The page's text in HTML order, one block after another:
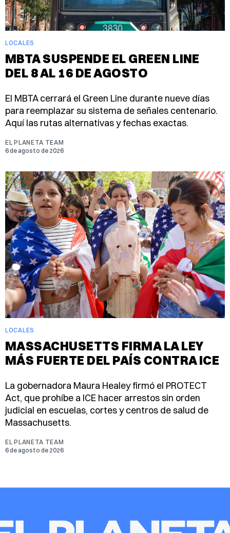
LOCALES
MBTA SUSPENDE EL GREEN LINE
DEL 8 AL 16 DE AGOSTO
El MBTA cerrará el Green Line durante nueve días
para reemplazar su sistema de señales centenario.
Aquí las rutas alternativas y fechas exactas.
EL PLANETA TEAM
6 de agosto de 2026
LOCALES
MASSACHUSETTS FIRMA LA LEY
MÁS FUERTE DEL PAÍS CONTRA ICE
La gobernadora Maura Healey firmó el PROTECT
Act, que prohíbe a ICE hacer arrestos sin orden
judicial en escuelas, cortes y centros de salud de
Massachusetts.
EL PLANETA TEAM
6 de agosto de 2026